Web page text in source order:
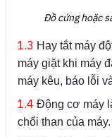
Đồ cứng hoặc
1.3 Hay tắt máy
máy giặt khi máy
máy kêu, báo lỗi
1.4 Động cơ máy
chổi than của máy.